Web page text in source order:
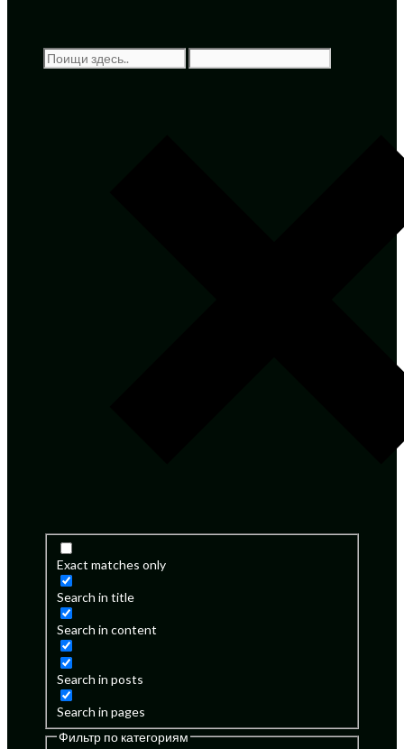
Exact matches only
Search in title
Search in content
Search in posts
Search in pages
Фильтр по категориям